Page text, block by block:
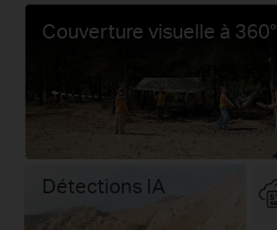
Couverture visuelle à 360°
Détections IA